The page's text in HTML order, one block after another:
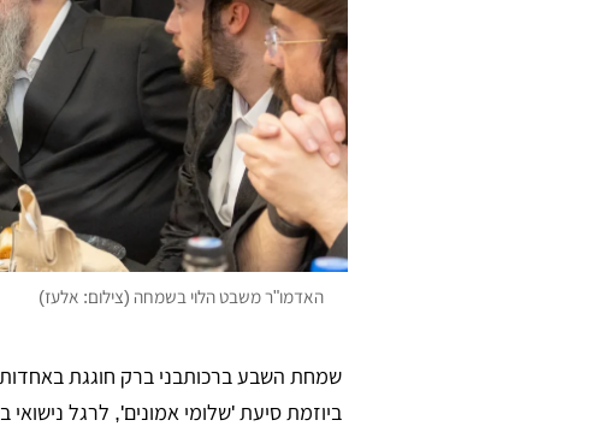
האדמו"ר משבט הלוי בשמחה (צילום: אלעז)
שמחת השבע ברכות​בני ברק חוגגת
ביוזמת סיעת 'שלומי אמונים', לרגל